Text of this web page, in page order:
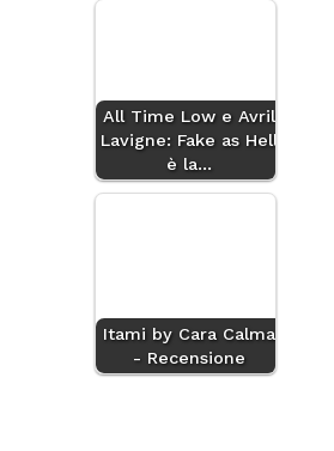
All Time Low e Avril
Lavigne: Fake as Hell
è la…
Itami by Cara Calma
- Recensione